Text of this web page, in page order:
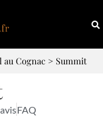
au Cognac > Summit
FAQ